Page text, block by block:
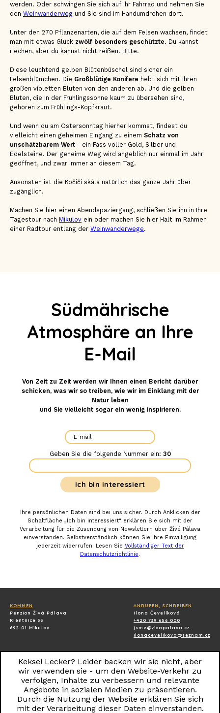
Kekse! Lecker? Leider backen wir sie nicht, aber
wir verwenden sie - um den Website-Verkehr zu
verfolgen, Inhalte zu verbessern und relevante
Angebote in sozialen Medien zu präsentieren.
Durch die Nutzung der Website erklären Sie sich
mit der Verarbeitung dieser Daten einverstanden.
werden. Oder schwingen Sie sich auf Ihr Fahrrad und nehmen Sie
den Weinwanderweg und Sie sind im Handumdrehen dort.
Unter den 270 Pflanzenarten, die auf dem Felsen wachsen, findet
man mit etwas Glück zwölf besonders geschützte. Du kannst
riechen, aber du kannst nicht reißen. Bitte.
Diese leuchtend gelben Blütenbüschel sind sicher ein
Felsenblümchen. Die Großblütige Konifere hebt sich mit ihren
großen violetten Blüten von den anderen ab. Und die gelben
Blüten, die in der Frühlingssonne kaum zu übersehen sind,
gehören zum Frühlings-Kopfkraut.
Und wenn du am Ostersonntag hierher kommst, findest du
vielleicht einen geheimen Eingang zu einem Schatz von
unschätzbarem Wert - ein Fass voller Gold, Silber und
Edelsteine. Der geheime Weg wird angeblich nur einmal im Jahr
geöffnet, und zwar immer an diesem Tag.
Ansonsten ist die Kočičí skála natürlich das ganze Jahr über
zugänglich.
Machen Sie hier einen Abendspaziergang, schließen Sie ihn in Ihre
Tagestour nach Mikulov ein oder machen Sie hier Halt im Rahmen
einer Radtour entlang der Weinwanderwege.
Südmährische
Atmosphäre an Ihre
E-Mail
Von Zeit zu Zeit werden wir Ihnen einen Bericht darüber
schicken, was wir so treiben, wie wir im Einklang mit der
Natur leben
und Sie vielleicht sogar ein wenig inspirieren.
Geben Sie die folgende Nummer ein: 30
Ihre persönlichen Daten sind bei uns sicher. Durch Anklicken der
Schaltfläche „Ich bin interessiert“ erklären Sie sich mit der
Verarbeitung für die Zusendung von Newslettern über Živé Pálava
einverstanden. Selbstverständlich können Sie Ihre Einwilligung
jederzeit widerrufen. Lesen Sie Vollständiger Text der
Datenschutzrichtlinie.
KOMMEN
Penzion Živá Pálava
Klentnice 35
692 01 Mikulov
ANRUFEN, SCHREIBEN
Ilona Čevelíková
+420 739 656 000
jsme@zivapalava.cz
ilonacevelikova@seznam.cz
ABRECHNUNGSDATEN
Ilona Čevelíková
69201 Klentnice
IČ: 87206935
Alle Rechte vorbehalten © 2018 Pension ŽIVÁ PÁLAVA.
design by ginger&fred / pagesJan Tax